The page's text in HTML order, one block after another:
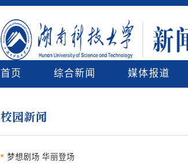
首页 综合新闻 媒体报道
校园新闻
梦想剧场 华丽登场